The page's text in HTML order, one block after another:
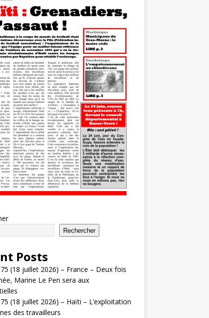
Rechercher
Posts
(18 juillet 2026) – France – Deux fois
Marine Le Pen sera aux
(18 juillet 2026) – Haïti – L’exploitation
des travailleurs